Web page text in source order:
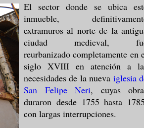
El sector donde se ubica
inmueble,
extramuros al norte de la
ciudad medieval,
reurbanizado completamente en
siglo XVIII en atención a
necesidades de la nueva iglesia
San Felipe Neri, cuyas
duraron desde 1755 hasta
con largas interrupciones.